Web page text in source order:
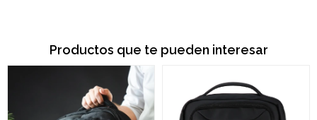
Productos que te pueden interesar